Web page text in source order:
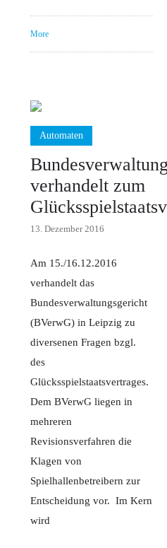
More
Automaten
verhandelt zum
13. Dezember 2016
Am 15./16.12.2016
verhandelt das
Bundesverwaltungsgericht
(BVerwG) in Leipzig zu
diversenen Fragen bzgl.
des
Glücksspielstaatsvertrages.
Dem BVerwG liegen in
mehreren
Revisionsverfahren die
Klagen von
Spielhallenbetreibern zur
Entscheidung vor. Im Kern
wird